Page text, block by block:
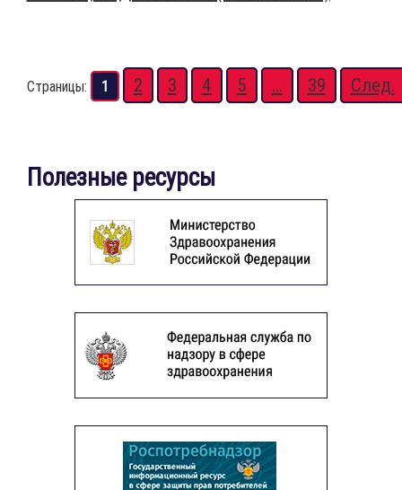
Страницы: 1 2 3 4 5 ... 39 След.
Полезные ресурсы